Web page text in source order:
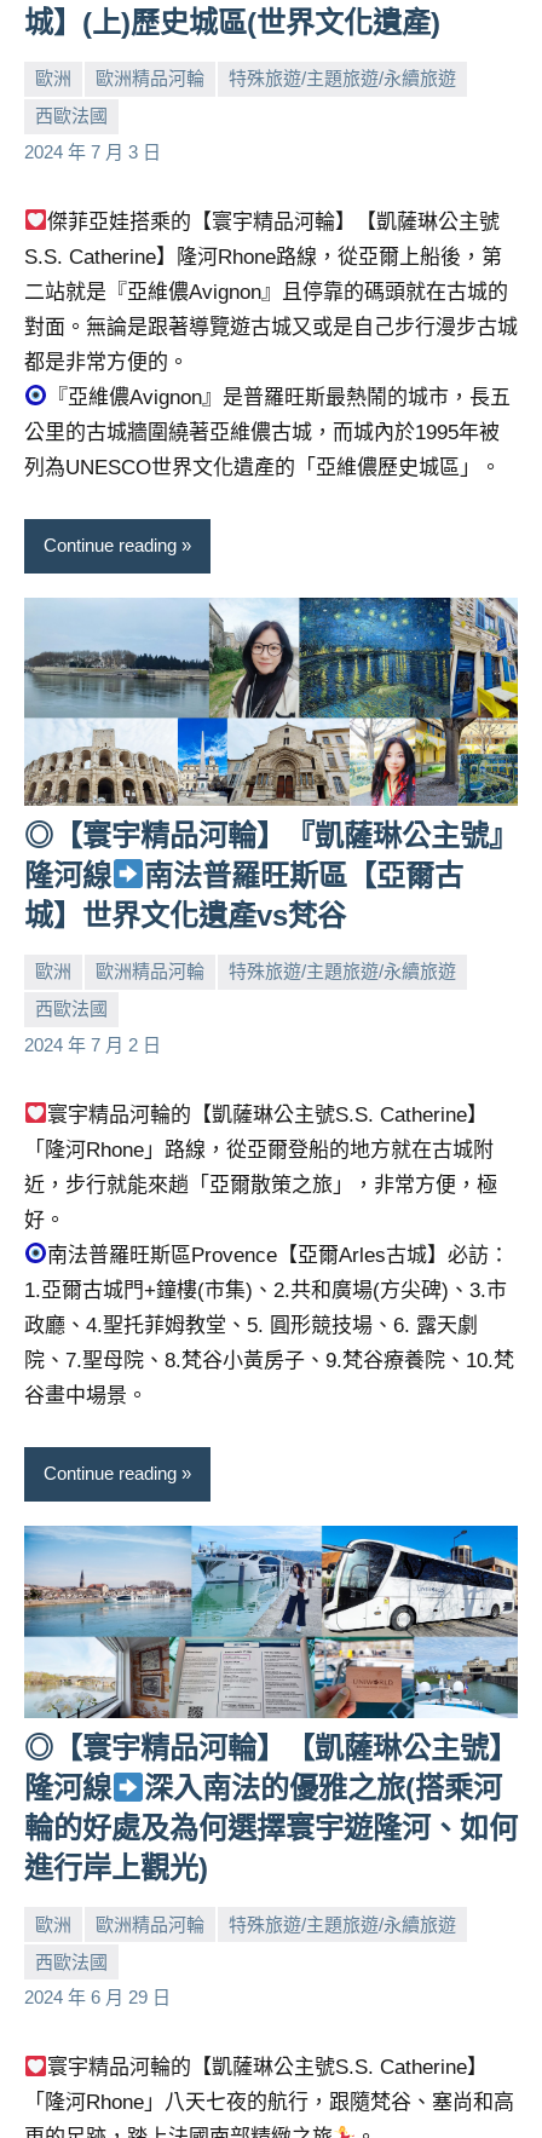
城】(上)歷史城區(世界文化遺產)
歐洲 歐洲精品河輪
特殊旅遊/主題旅遊/永續旅遊
西歐法國
2024 年 7 月 3 日
小
芳
No
comments
傑菲亞娃搭乘的【寰宇精品河輪】【凱薩琳公主號
S.S. Catherine】隆河Rhone路線，從亞爾上船後，第
二站就是『亞維儂Avignon』且停靠的碼頭就在古城的
對面。無論是跟著導覽遊古城又或是自己步行漫步古城
都是非常方便的。
『亞維儂Avignon』是普羅旺斯最熱鬧的城市，長五
公里的古城牆圍繞著亞維儂古城，而城內於1995年被
列為UNESCO世界文化遺產的「亞維儂歷史城區」。
Continue reading
◎【寰宇精品河輪】『凱薩琳公主號』
隆河線
南法普羅旺斯區【亞爾古
城】世界文化遺產vs梵谷
歐洲 歐洲精品河輪
特殊旅遊/主題旅遊/永續旅遊
西歐法國
2024 年 7 月 2 日
小
芳
No
comments
寰宇精品河輪的【凱薩琳公主號S.S. Catherine】
「隆河Rhone」路線，從亞爾登船的地方就在古城附
近，步行就能來趟「亞爾散策之旅」，非常方便，極
好。
南法普羅旺斯區Provence【亞爾Arles古城】必訪：
1.亞爾古城門+鐘樓(市集)、2.共和廣場(方尖碑)、3.市
政廳、4.聖托菲姆教堂、5. 圓形競技場、6. 露天劇
院、7.聖母院、8.梵谷小黃房子、9.梵谷療養院、10.梵
谷畫中場景。
Continue reading
◎【寰宇精品河輪】【凱薩琳公主號】
隆河線
深入南法的優雅之旅(搭乘河
輪的好處及為何選擇寰宇遊隆河、如何
進行岸上觀光)
歐洲 歐洲精品河輪
特殊旅遊/主題旅遊/永續旅遊
西歐法國
2024 年 6 月 29 日
小
芳
No
comments
寰宇精品河輪的【凱薩琳公主號S.S. Catherine】
「隆河Rhone」八天七夜的航行，跟隨梵谷、塞尚和高